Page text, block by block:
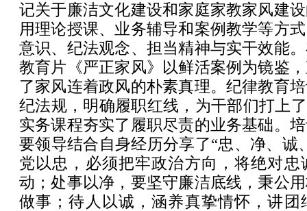
记关于廉洁文化建设和家庭家教家风建
用理论授课、业务辅导和案例教学等方
意识、纪法观念、担当精神与实干效能
教育片《严正家风》以鲜活案例为镜鉴
了家风连着政风的朴素真理。纪律教育
纪法规，明确履职红线，为干部们打上
实务课程夯实了履职尽责的业务基础。
要领导结合自身经历分享了“忠、净、诚
党以忠，必须把牢政治方向，将绝对忠
动；处事以净，要坚守廉洁底线，秉公
做事；待人以诚，涵养真挚情怀，讲团